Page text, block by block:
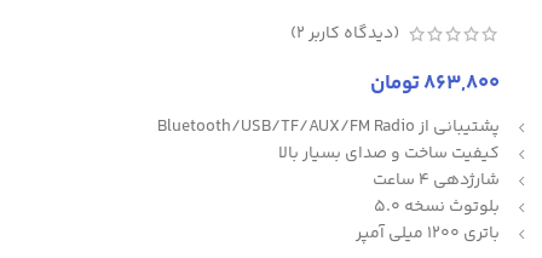
(دیدگاه کاربر2
)
863,800تومان
پشتیبانی از Bluetooth/USB/TF/AUX/FM Radio
کیفیت ساخت و صدای بسیار بالا
شارژدهی 4 ساعت
بلوتوث نسخه 5.0
باتری 1200 میلی آمپر